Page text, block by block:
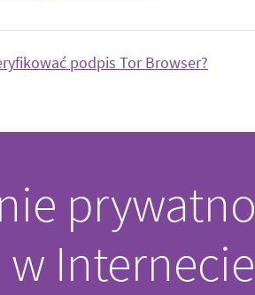
podpis Tor Browser?